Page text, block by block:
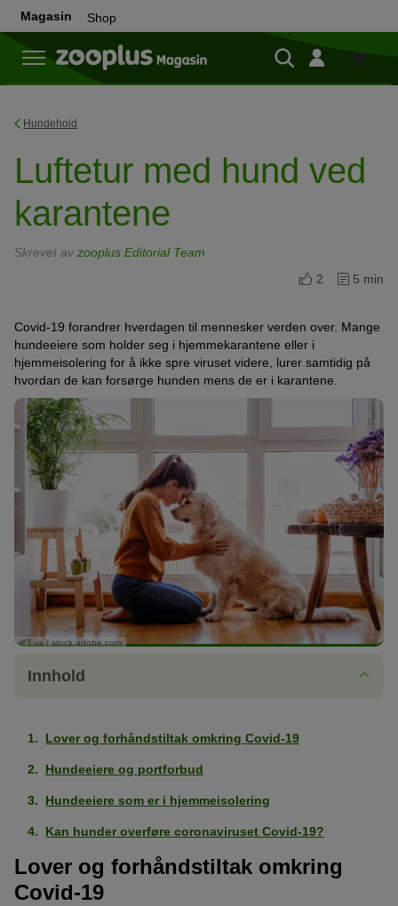
Magasin Shop
Shop
Hundehold
Luftetur med hund ved
karantene
Skrevet av zooplus Editorial Team
2
5 min
Covid-19 forandrer hverdagen til mennesker verden over. Mange
hundeeiere som holder seg i hjemmekarantene eller i
hjemmeisolering for å ikke spre viruset videre, lurer samtidig på
hvordan de kan forsørge hunden mens de er i karantene.
© Eva / stock.adobe.com
Innhold
Lover og forhåndstiltak omkring Covid-19
Hundeeiere og portforbud
Hundeeiere som er i hjemmeisolering
Kan hunder overføre coronaviruset Covid-19?
Lover og forhåndstiltak omkring
Covid-19